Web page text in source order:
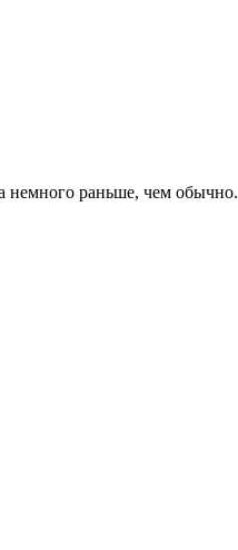
немного раньше, чем обычно.